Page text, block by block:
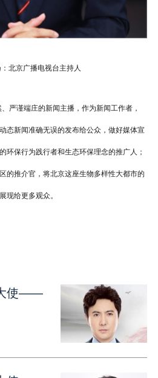
北京广播电视台主持人
态新闻准确无误的发布给公众，做好媒体宣
环保行为践行者和生态环保理念的推广人；
的推介官，将北京这座生物多样性大都市的
现给更多观众。
使——